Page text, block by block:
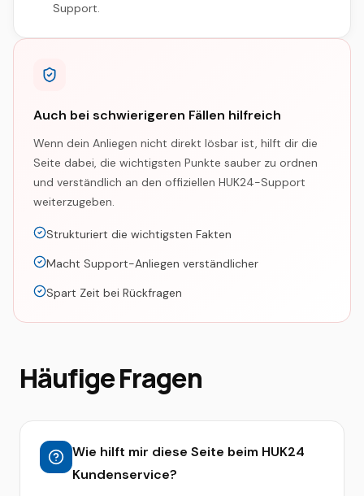
Support.
Auch bei schwierigeren Fällen hilfreich
Wenn dein Anliegen nicht direkt lösbar ist, hilft dir die
Seite dabei, die wichtigsten Punkte sauber zu ordnen
und verständlich an den offiziellen HUK24-Support
weiterzugeben.
Strukturiert die wichtigsten Fakten
Macht Support-Anliegen verständlicher
Spart Zeit bei Rückfragen
Häufige Fragen
Wie hilft mir diese Seite beim HUK24
Kundenservice?